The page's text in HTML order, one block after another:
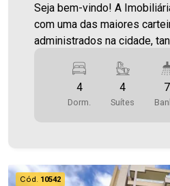
Seja bem-vindo! A Imobiliária Ativa conta hoje
com uma das maiores
administrados na cidade,
Imóveis Exclusivos! Apartamento localizado no
Jardim La Salle, em frente
Esse imóvel conta com: -
- 07 Wc´s (social, serviço,
4
Dorm.
4
Suítes
7
Cód. 10542